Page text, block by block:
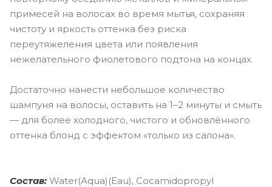
примесей на волосах во время мытья, сохраняя
чистоту и яркость оттенка без риска
переутяжеления цвета или появления
нежелательного фиолетового подтона на концах.
Достаточно нанести небольшое количество
шампуня на волосы, оставить на 1–2 минуты и смыть
— для более холодного, чистого и обновлённого
оттенка блонд с эффектом «только из салона».
Состав: Water(Aqua)(Eau), Cocamidopropyl